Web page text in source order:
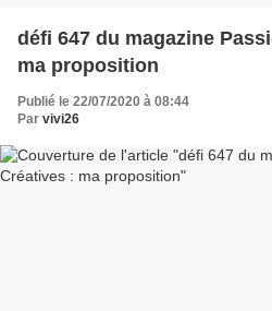
défi 647 du magazine
ma proposition
Publié le 22/07/2020 à 08:44
Par vivi26